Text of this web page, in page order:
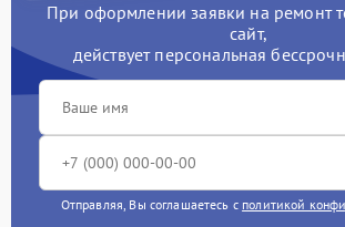
При оформлении заявки на ремонт
сайт,
действует персональная
Отправляя, Вы соглашаетесь с политикой